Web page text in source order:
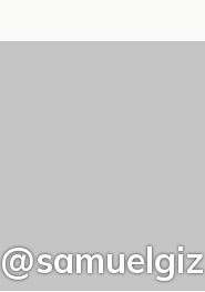
@samuelgiz